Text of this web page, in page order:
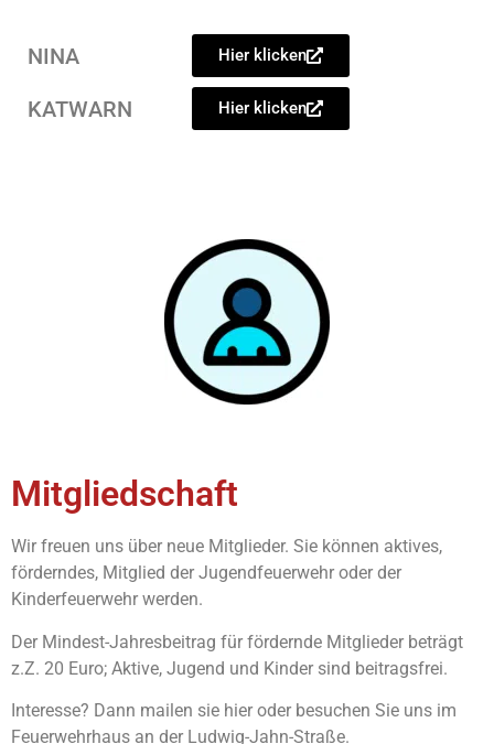
NINA Hier klicken
KATWARN Hier klicken
Mitgliedschaft
Wir freuen uns über neue Mitglieder. Sie können aktives,
förderndes, Mitglied der Jugendfeuerwehr oder der
Kinderfeuerwehr werden.
Der Mindest-Jahresbeitrag für fördernde Mitglieder beträgt
z.Z. 20 Euro; Aktive, Jugend und Kinder sind beitragsfrei.
Interesse? Dann mailen sie hier oder besuchen Sie uns im
Feuerwehrhaus an der Ludwig-Jahn-Straße.